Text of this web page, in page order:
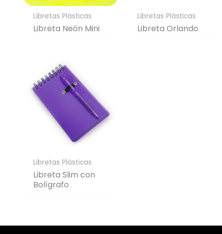
Libretas Plásticas
Libreta Neón Mini
Libretas Plásticas
Libreta Orlando
Libretas Plásticas
Libreta Slim con
Bolígrafo